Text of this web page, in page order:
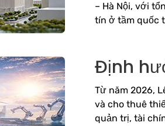
– Hà Nội, với
tín ở tầm quốc
Định
Từ năm 2026,
và cho thuê
quản trị, tài